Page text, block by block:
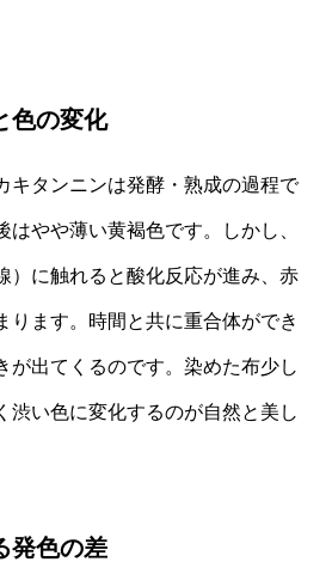
色の変化
キタンニンは発酵・熟成の過程で
はやや薄い黄褐色です。しかし、
）に触れると酸化反応が進み、赤
ります。時間と共に重合体ができ
が出てくるのです。染めた布少し
渋い色に変化するのが自然と美し
発色の差